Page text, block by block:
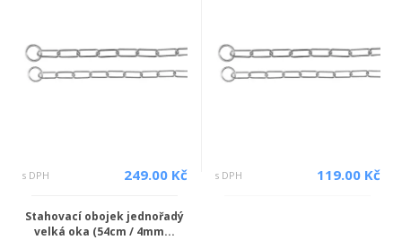
s DPH 249.00 Kč s DPH 119.00 Kč
Stahovací obojek jednořadý
velká oka (54cm / 4mm...